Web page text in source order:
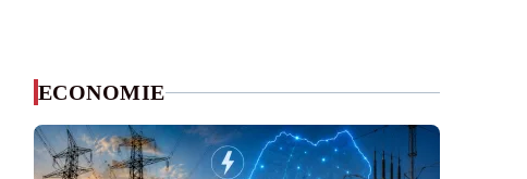
ECONOMIE